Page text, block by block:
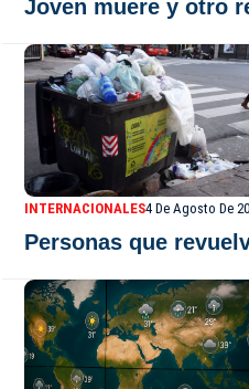
Joven muere y otro
INTERNACIONALES4 De Agosto De
Personas que